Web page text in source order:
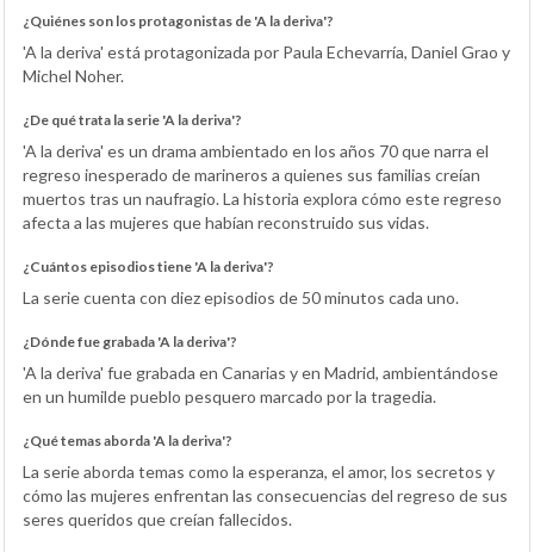
¿Quiénes son los protagonistas de 'A la deriva'?
'A la deriva' está protagonizada por Paula Echevarría, Daniel Grao y
Michel Noher.
¿De qué trata la serie 'A la deriva'?
'A la deriva' es un drama ambientado en los años 70 que narra el
regreso inesperado de marineros a quienes sus familias creían
muertos tras un naufragio. La historia explora cómo este regreso
afecta a las mujeres que habían reconstruido sus vidas.
¿Cuántos episodios tiene 'A la deriva'?
La serie cuenta con diez episodios de 50 minutos cada uno.
¿Dónde fue grabada 'A la deriva'?
'A la deriva' fue grabada en Canarias y en Madrid, ambientándose
en un humilde pueblo pesquero marcado por la tragedia.
¿Qué temas aborda 'A la deriva'?
La serie aborda temas como la esperanza, el amor, los secretos y
cómo las mujeres enfrentan las consecuencias del regreso de sus
seres queridos que creían fallecidos.